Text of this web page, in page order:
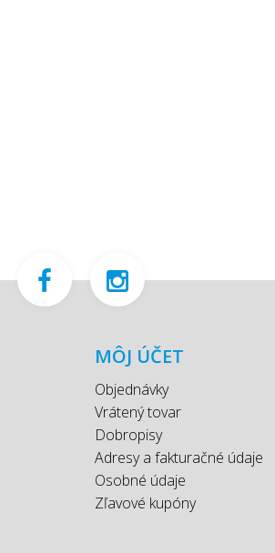
MÔJ ÚČET
Objednávky
Vrátený tovar
Dobropisy
Adresy a fakturačné údaje
Osobné údaje
Zľavové kupóny